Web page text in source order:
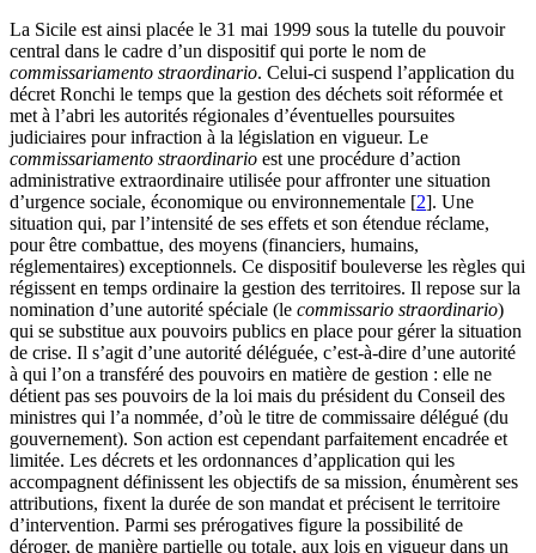
La Sicile est ainsi placée le 31 mai 1999 sous la tutelle du pouvoir
central dans le cadre d’un dispositif qui porte le nom de
commissariamento straordinario. Celui-ci suspend l’application du
décret Ronchi le temps que la gestion des déchets soit réformée et
met à l’abri les autorités régionales d’éventuelles poursuites
judiciaires pour infraction à la législation en vigueur. Le
commissariamento straordinario est une procédure d’action
administrative extraordinaire utilisée pour affronter une situation
d’urgence sociale, économique ou environnementale [2]. Une
situation qui, par l’intensité de ses effets et son étendue réclame,
pour être combattue, des moyens (financiers, humains,
réglementaires) exceptionnels. Ce dispositif bouleverse les règles qui
régissent en temps ordinaire la gestion des territoires. Il repose sur la
nomination d’une autorité spéciale (le commissario straordinario)
qui se substitue aux pouvoirs publics en place pour gérer la situation
de crise. Il s’agit d’une autorité déléguée, c’est-à-dire d’une autorité
à qui l’on a transféré des pouvoirs en matière de gestion : elle ne
détient pas ses pouvoirs de la loi mais du président du Conseil des
ministres qui l’a nommée, d’où le titre de commissaire délégué (du
gouvernement). Son action est cependant parfaitement encadrée et
limitée. Les décrets et les ordonnances d’application qui les
accompagnent définissent les objectifs de sa mission, énumèrent ses
attributions, fixent la durée de son mandat et précisent le territoire
d’intervention. Parmi ses prérogatives figure la possibilité de
déroger, de manière partielle ou totale, aux lois en vigueur dans un